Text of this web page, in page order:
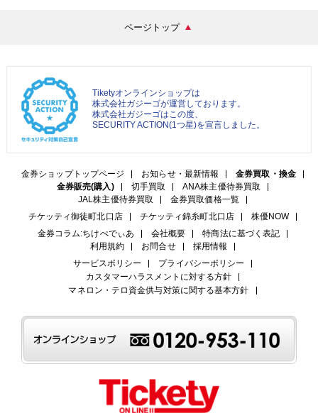
ページトップ
Tiketyオンラインショップは
株式会社ガジーゴが運営しております。
株式会社ガジーゴはこの度、
SECURITY ACTION(1つ星)を宣言しました。
金券ショップトップページ お知らせ・最新情報
金券買取・換金
金券販売(購入)
切手買取
ANA株主優待券買取
JAL株主優待券買取
金券買取価格一覧
チケッティ御徒町北口店
チケッティ錦糸町北口店
株優NOW
金券コラム:ちけぺでぃあ
会社概要
特商法に基づく表記
利用規約
お問合せ
採用情報
サービスポリシー
プライバシーポリシー
カスタマーハラスメントに対する方針
マネロン・テロ資金供与対策に関する基本方針